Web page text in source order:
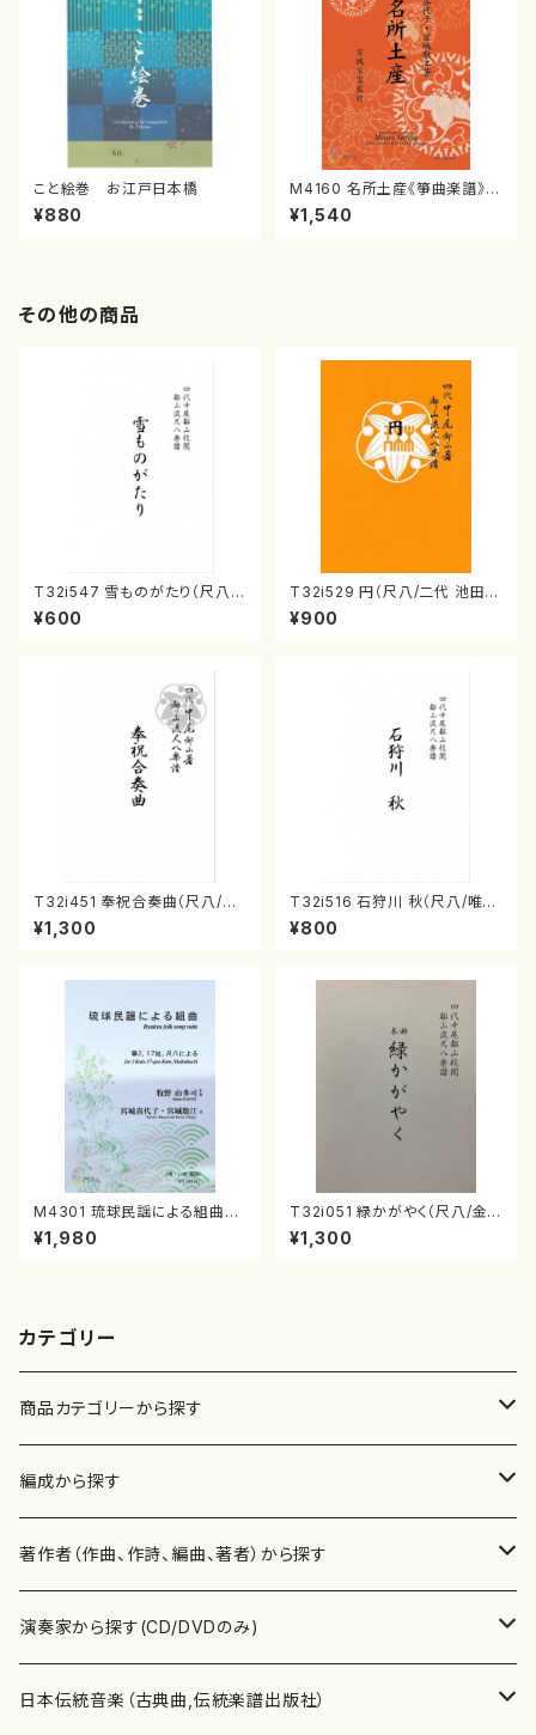
こと絵巻 お江戸日本橋
¥880
M4160 名所土産《箏曲楽譜》
（箏/宮城喜代子・宮城数江著・
宮城宗家監修/箏曲古典楽譜）
¥1,540
その他の商品
T32i547 雪ものがたり（尺八/
沢井忠夫/楽譜）都山流公刊楽譜
曲番:2256
¥600
T32i529 円（尺八/二代 池田静
山/楽譜）都山流公刊楽譜曲番:2
238
¥900
T32i451 奉祝合奏曲（尺八/久
本玄智/楽譜）都山流公刊楽譜曲
番:2158
¥1,300
T32i516 石狩川 秋（尺八/唯是
震一/楽譜）都山no:2225
¥800
M4301 琉球民謡による組曲
（箏/牧野由多可作曲/宮城喜代
子・宮城数江著/箏曲楽譜）
¥1,980
T32i051 緑かがやく（尺八/金
森高山/楽譜）都山流公刊楽譜曲
番：50
¥1,300
カテゴリー
商品カテゴリーから探す
楽譜
書籍
書籍
テキストブック
CD・DVD
チケット
編成から探す
邦楽器
箏・琴（ソロ）
箏・琴（合奏）
合唱
混声合唱
歌・声
著作者（作曲、作詩、編曲、著者）から探す
あ行
青木省三(アオキ ショウゾウ)
か行
演奏家から探す(CD/DVDのみ)
邦楽（箏、三味線、尺八等）演奏家
日本伝統音楽（古典曲,伝統楽譜出版社）